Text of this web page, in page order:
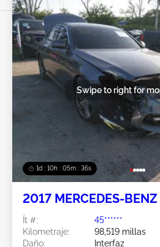
1d : 10h : 05m : 34s
Swipe to right for
2017 MERCEDES-
Ít #:
45******
Kilometraje:
98,519 millas
Daño:
Interfaz